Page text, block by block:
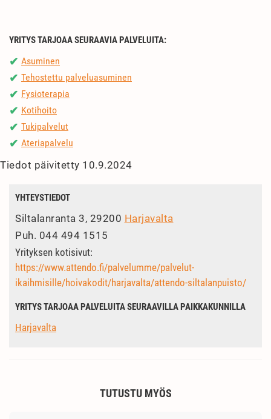
YRITYS TARJOAA SEURAAVIA PALVELUITA:
✔ Asuminen
✔ Tehostettu palveluasuminen
✔ Fysioterapia
✔ Kotihoito
✔ Tukipalvelut
✔ Ateriapalvelu
Tiedot päivitetty 10.9.2024
YHTEYSTIEDOT
Siltalanranta 3, 29200 Harjavalta
Puh. 044 494 1515
Yrityksen kotisivut:
https://www.attendo.fi/palvelumme/palvelut-
ikaihmisille/hoivakodit/harjavalta/attendo-siltalanpuisto/
YRITYS TARJOAA PALVELUITA SEURAAVILLA PAIKKAKUNNILLA
Harjavalta
TUTUSTU MYÖS